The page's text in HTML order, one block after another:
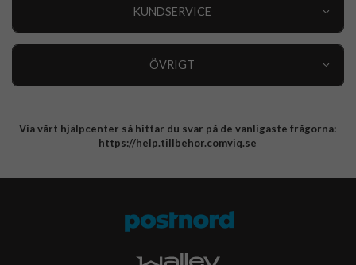
KUNDSERVICE
ÖVRIGT
Integritetspolicy
Via vårt hjälpcenter så hittar du svar på de vanligaste frågorna:
https://help.tillbehor.comviq.se